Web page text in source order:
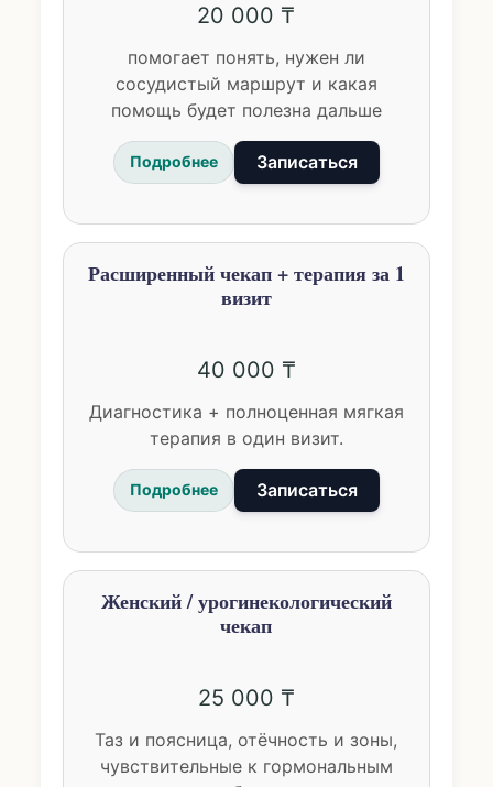
20 000 ₸
помогает понять, нужен ли
сосудистый маршрут и какая
помощь будет полезна дальше
Подробнее Записаться
Расширенный чекап + терапия за 1
визит
40 000 ₸
Диагностика + полноценная мягкая
терапия в один визит.
Подробнее Записаться
Женский / урогинекологический
чекап
25 000 ₸
Таз и поясница, отёчность и зоны,
чувствительные к гормональным